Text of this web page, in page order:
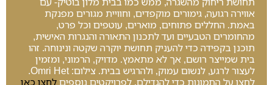
אווירה רגועה, גימורים מוקפדים, וחוויית מגורים מפנקת
באמת. החללים פתוחים, מוארים, עוטפים וכל פרט,
מהחומרים הטבעיים ועד לתכנון התאורה והנגרות האישית,
תוכנן בקפידה כדי להעניק תחושת יוקרה שקטה ונינוחה. זהו
בית שמייצר רושם, אך לא מתאמץ. מדויק, הרמוני, ומזמין
לעצור לרגע, לנשום עמוק, ולהרגיש בבית. צילום: Omri Het.
לחצו על התמונות כדי להגדילם. לפרויקטים נוספיםלחצו כאן